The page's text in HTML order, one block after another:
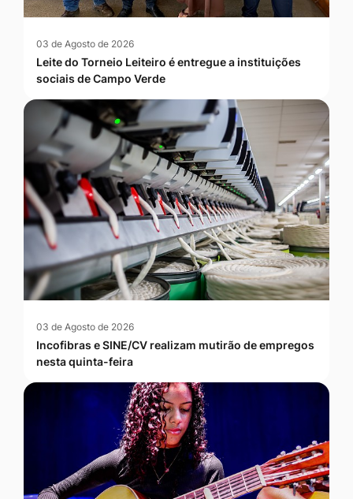
03 de Agosto de 2026
Leite do Torneio Leiteiro é entregue a instituições
sociais de Campo Verde
03 de Agosto de 2026
Incofibras e SINE/CV realizam mutirão de empregos
nesta quinta-feira